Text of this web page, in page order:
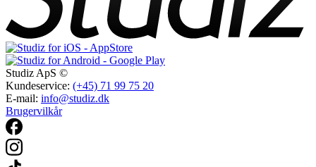
Studiz ApS ©
Kundeservice: (+45) 71 99 75 20
E-mail: info@studiz.dk
Brugervilkår